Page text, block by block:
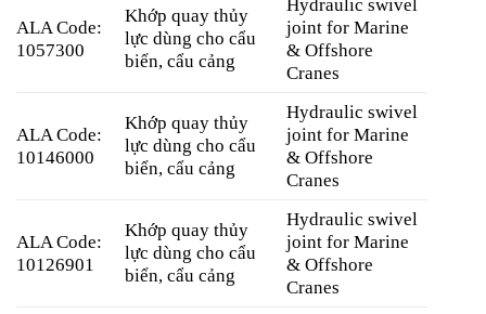
ALA Code:
1057300
Khớp quay thủy
lực dùng cho cẩu
biển, cẩu cảng
Hydraulic swivel
joint for Marine
& Offshore
Cranes
ALA Code:
10146000
Khớp quay thủy
lực dùng cho cẩu
biển, cẩu cảng
Hydraulic swivel
joint for Marine
& Offshore
Cranes
ALA Code:
10126901
Khớp quay thủy
lực dùng cho cẩu
biển, cẩu cảng
Hydraulic swivel
joint for Marine
& Offshore
Cranes